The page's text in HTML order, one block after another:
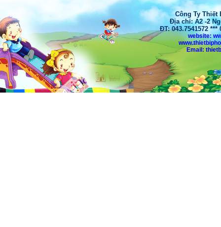
Công Ty Thiết
Địa chỉ: A2 -2
ĐT: 043.7541572 ***
website:
Email: